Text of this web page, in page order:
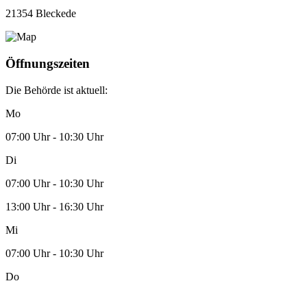
21354 Bleckede
Öffnungszeiten
Die Behörde ist aktuell:
Mo
07:00 Uhr - 10:30 Uhr
Di
07:00 Uhr - 10:30 Uhr
13:00 Uhr - 16:30 Uhr
Mi
07:00 Uhr - 10:30 Uhr
Do